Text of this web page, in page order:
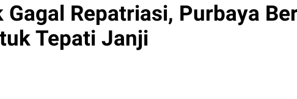
Gagal Repatriasi, Purbaya
Tepati Janji